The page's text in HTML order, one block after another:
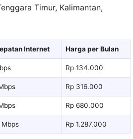
Timur, Kalimantan,
Internet Harga per Bulan
Rp 134.000
Rp 316.000
Rp 680.000
Mbps Rp 1.287.000